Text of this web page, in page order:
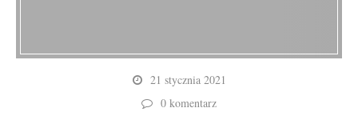
21 stycznia 2021
0 komentarz